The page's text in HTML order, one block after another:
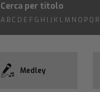
Cerca per titolo
A B C D E F G H I J K L M N O P Q R
Medley